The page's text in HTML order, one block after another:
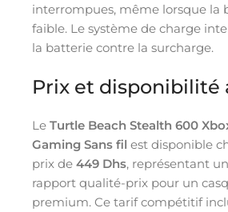
interrompues, même lorsque la
faible. Le système de charge
la batterie contre la surcharge.
Prix et disponibilité
Le Turtle Beach Stealth 600
Gaming Sans fil est disponible
prix de 449 Dhs, représentant
rapport qualité-prix pour un
premium. Ce tarif compétitif